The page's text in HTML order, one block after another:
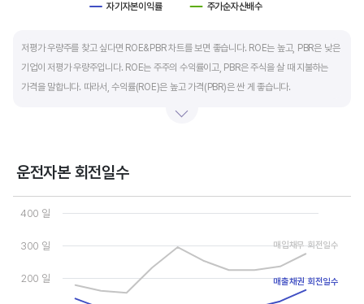
자기자본이익률 주가순자산배수
저평가 우량주를 찾고 싶다면 ROE&PBR 차트를 보면 좋습니다. ROE는 높고, PBR은 낮은
기업이 저평가 우량주입니다. ROE는 주주의 수익률이고, PBR은 주식을 살 때 지불하는
가격을 말합니다. 따라서, 수익률(ROE)은 높고 가격(PBR)은 싼 게 좋습니다.
운전자본 회전일수
Chart
Line chart with 3 lines.
The chart has 1 X axis displaying categories.
The chart has 2 Y axes displaying values, and values.
200 일
300 일
400 일
매출채권 회전일수
매입채무 회전일수